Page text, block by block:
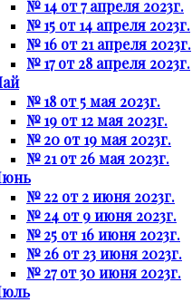
№ 14 от 7 апреля 2023г.
№ 15 от 14 апреля 2023г.
№ 16 от 21 апреля 2023г.
№ 17 от 28 апреля 2023г.
№ 18 от 5 мая 2023г.
№ 19 от 12 мая 2023г.
№ 20 от 19 мая 2023г.
№ 21 от 26 мая 2023г.
№ 22 от 2 июня 2023г.
№ 24 от 9 июня 2023г.
№ 25 от 16 июня 2023г.
№ 26 от 23 июня 2023г.
№ 27 от 30 июня 2023г.